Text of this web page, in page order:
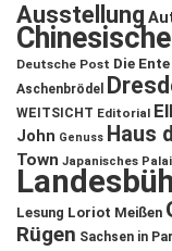
Ausstellung
Deutsche Post Die
Aschenbrödel
WEITSICHT Editorial
John Genuss Haus
Town Japanisches
Lesung Loriot Meißen
Rügen Sachsen in